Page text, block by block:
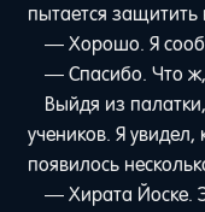
пытается защитить
— Хорошо. Я
— Спасибо. Что ж,
Выйдя из
учеников. Я увидел,
появилось
— Хирата Йоске.